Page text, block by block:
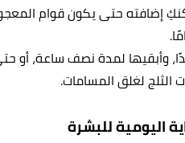
إضافته حتى يكون قوام
وأبقيها لمدة نصف ساعة، أو
لغلق المسامات.
اليومية للبشرة